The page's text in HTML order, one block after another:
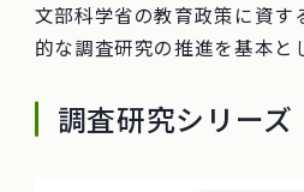
文部科学省の教育政策に資す
的な調査研究の推進を基本と
調査研究シリーズ